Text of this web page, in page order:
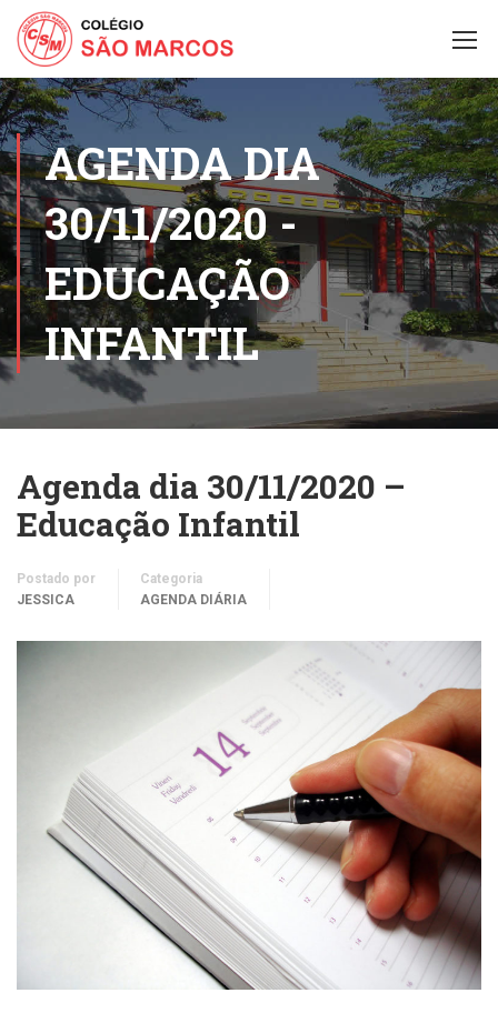
AGENDA DIA
30/11/2020 -
EDUCAÇÃO
INFANTIL
Agenda dia 30/11/2020 –
Educação Infantil
Postado por
JESSICA
Categoria
AGENDA DIÁRIA